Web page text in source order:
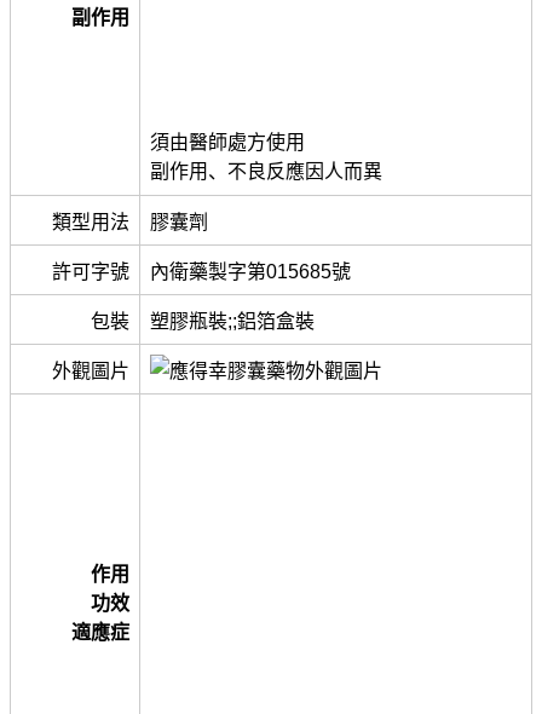
副作用
須由醫師處方使用
副作用、不良反應因人而異
類型用法 膠囊劑
許可字號 內衛藥製字第015685號
包裝 塑膠瓶裝;;鋁箔盒裝
外觀圖片
作用
功效
適應症